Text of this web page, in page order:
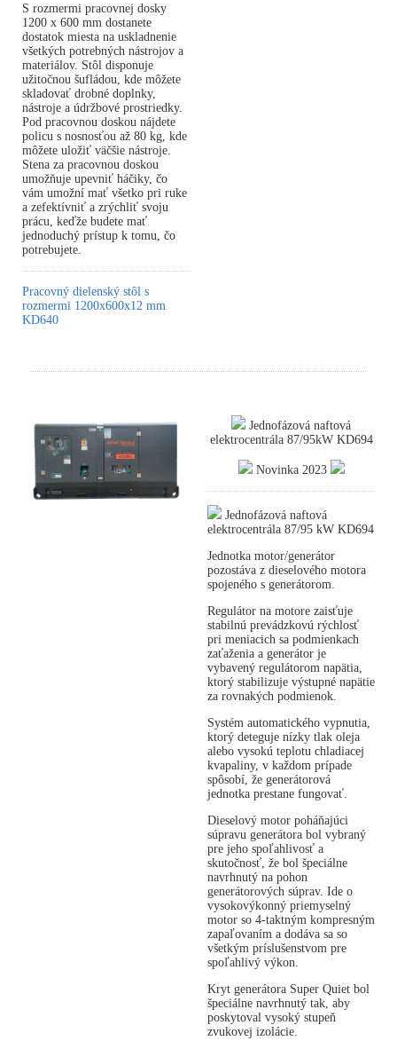
S rozmermi pracovnej dosky
1200 x 600 mm dostanete
dostatok miesta na uskladnenie
všetkých potrebných nástrojov a
materiálov. Stôl disponuje
užitočnou šufládou, kde môžete
skladovať drobné doplnky,
nástroje a údržbové prostriedky.
Pod pracovnou doskou nájdete
policu s nosnosťou až 80 kg, kde
môžete uložiť väčšie nástroje.
Stena za pracovnou doskou
umožňuje upevniť háčiky, čo
vám umožní mať všetko pri ruke
a zefektívniť a zrýchliť svoju
prácu, keďže budete mať
jednoduchý prístup k tomu, čo
potrebujete.
Pracovný dielenský stôl s
rozmermi 1200x600x12 mm
KD640
Jednofázová naftová
elektrocentrála 87/95kW KD694
Novinka 2023
Jednofázová naftová
elektrocentrála 87/95 kW KD694
Jednotka motor/generátor
pozostáva z dieselového motora
spojeného s generátorom.
Regulátor na motore zaisťuje
stabilnú prevádzkovú rýchlosť
pri meniacich sa podmienkach
zaťaženia a generátor je
vybavený regulátorom napätia,
ktorý stabilizuje výstupné napätie
za rovnakých podmienok.
Systém automatického vypnutia,
ktorý deteguje nízky tlak oleja
alebo vysokú teplotu chladiacej
kvapaliny, v každom prípade
spôsobí, že generátorová
jednotka prestane fungovať.
Dieselový motor poháňajúci
súpravu generátora bol vybraný
pre jeho spoľahlivosť a
skutočnosť, že bol špeciálne
navrhnutý na pohon
generátorových súprav. Ide o
vysokovýkonný priemyselný
motor so 4-taktným kompresným
zapaľovaním a dodáva sa so
všetkým príslušenstvom pre
spoľahlivý výkon.
Kryt generátora Super Quiet bol
špeciálne navrhnutý tak, aby
poskytoval vysoký stupeň
zvukovej izolácie.